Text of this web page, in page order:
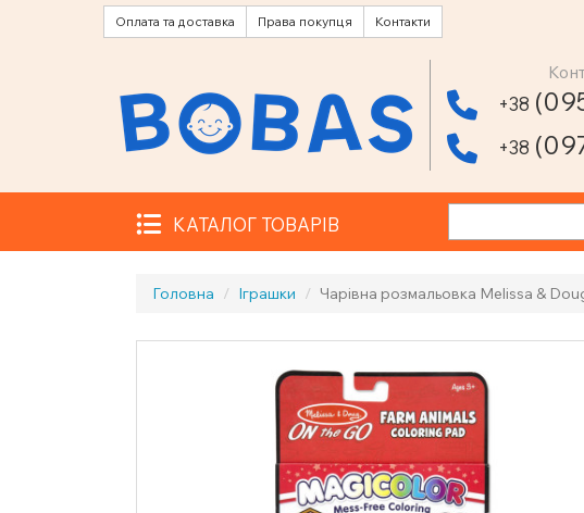
Оплата та доставка Права покупця Контакти
+38
+38
КАТАЛОГ ТОВАРІВ
Головна Іграшки Чарівна розмальовка Melissa &